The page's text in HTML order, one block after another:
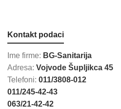
Kontakt podaci
Ime firme: BG-Sanitarija
Adresa: Vojvode Šupljikca 45
Telefoni: 011/3808-012
011/245-42-43
063/21-42-42